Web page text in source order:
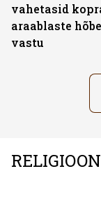
vahetasid
araablaste
vastu
RELIGIOON